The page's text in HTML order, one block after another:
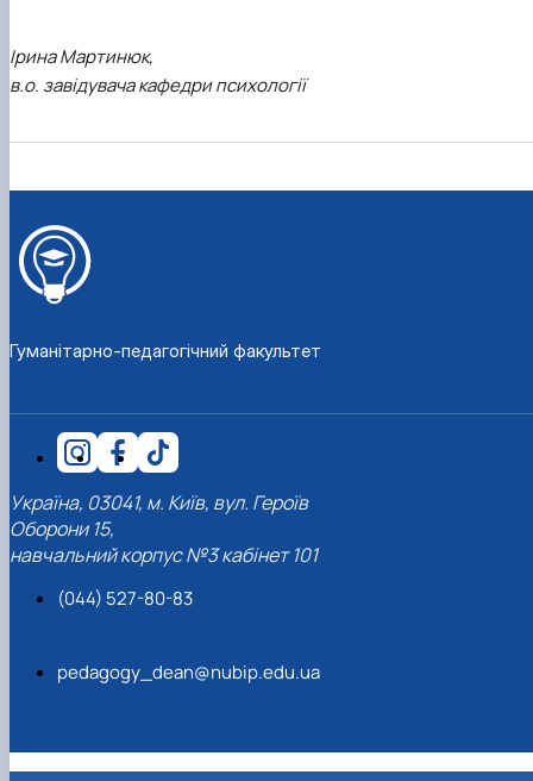
Ірина Мартинюк,
в.о. завідувача кафедри психології
Гуманітарно-педагогічний факультет
Україна, 03041, м. Київ, вул. Героїв
Оборони 15,
навчальний корпус №3 кабінет 101
(044) 527-80-83
pedagogy_dean@nubip.edu.ua